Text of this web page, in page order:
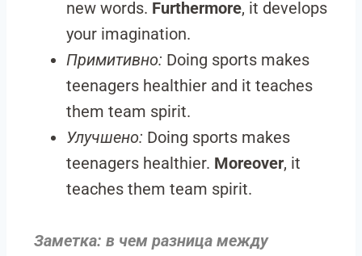
new words. Furthermore, it develops
your imagination.
Примитивно: Doing sports makes
teenagers healthier and it teaches
them team spirit.
Улучшено: Doing sports makes
teenagers healthier. Moreover, it
teaches them team spirit.
Заметка: в чем разница между